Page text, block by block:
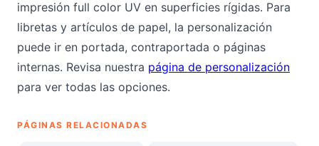
impresión full color UV en superficies rígidas. Para
libretas y artículos de papel, la personalización
puede ir en portada, contraportada o páginas
internas. Revisa nuestra página de personalización
para ver todas las opciones.
PÁGINAS RELACIONADAS